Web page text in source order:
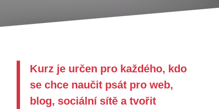
Kurz je určen pro každého, kdo
se chce naučit psát pro web,
blog, sociální sítě a tvořit
relevantních
stránkách.